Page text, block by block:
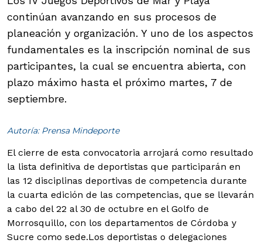
continúan avanzando en sus procesos de
planeación y organización. Y uno de los aspectos
fundamentales es la inscripción nominal de sus
participantes, la cual se encuentra abierta, con
plazo máximo hasta el próximo martes, 7 de
septiembre.
Autoría: Prensa Mindeporte
El cierre de esta convocatoria arrojará como resultado
la lista definitiva de deportistas que participarán en
las 12 disciplinas deportivas de competencia durante
la cuarta edición de las competencias, que se llevarán
a cabo del 22 al 30 de octubre en el Golfo de
Morrosquillo, con los departamentos de Córdoba y
Sucre como sede.Los deportistas o delegaciones